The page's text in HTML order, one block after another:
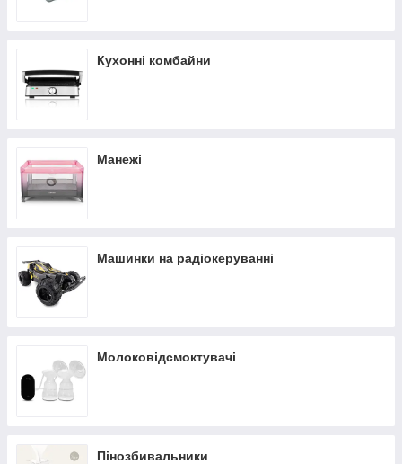
Кухонні комбайни
Манежі
Машинки на радіокеруванні
Молоковідсмоктувачі
Пінозбивальники